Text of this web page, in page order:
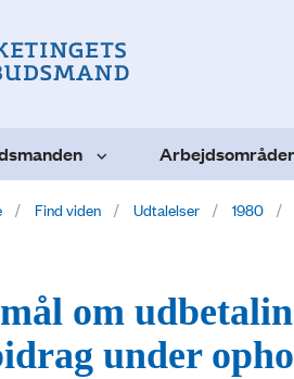
Arbejdsområder
Find viden Udtalelser 1980
om
under